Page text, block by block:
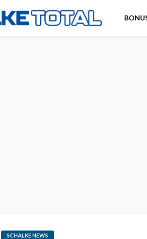
SCHALKE NEWS